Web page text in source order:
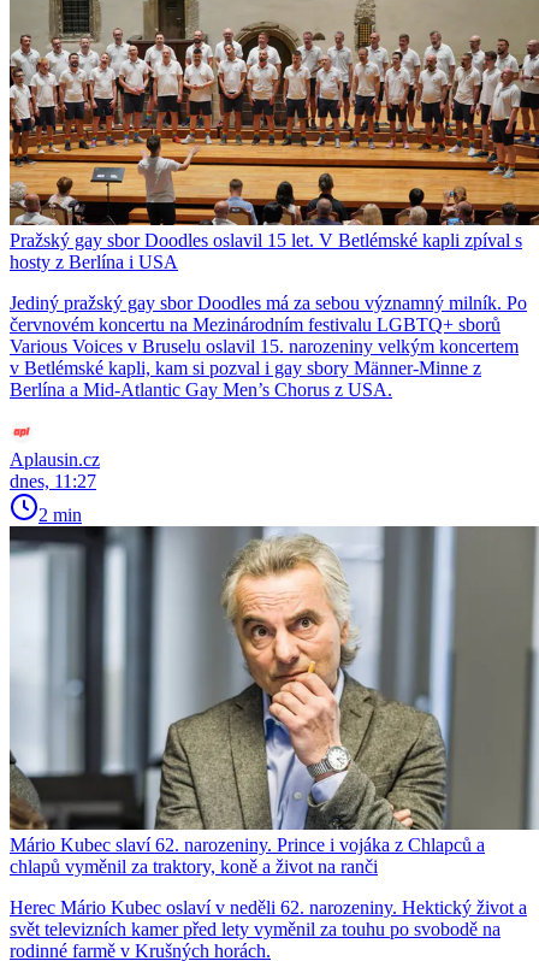
Pražský gay sbor Doodles oslavil 15 let. V Betlémské kapli zpíval s
hosty z Berlína i USA
Jediný pražský gay sbor Doodles má za sebou významný milník. Po
červnovém koncertu na Mezinárodním festivalu LGBTQ+ sborů
Various Voices v Bruselu oslavil 15. narozeniny velkým koncertem
v Betlémské kapli, kam si pozval i gay sbory Männer-Minne z
Berlína a Mid-Atlantic Gay Men’s Chorus z USA.
Aplausin.cz
dnes, 11:27
2 min
Mário Kubec slaví 62. narozeniny. Prince i vojáka z Chlapců a
chlapů vyměnil za traktory, koně a život na ranči
Herec Mário Kubec oslaví v neděli 62. narozeniny. Hektický život a
svět televizních kamer před lety vyměnil za touhu po svobodě na
rodinné farmě v Krušných horách.